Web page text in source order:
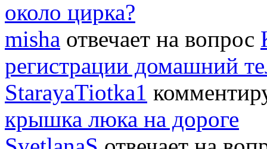
около цирка?
misha отвечает на вопрос
регистрации домашний
StarayaTiotka1
крышка люка на дороге